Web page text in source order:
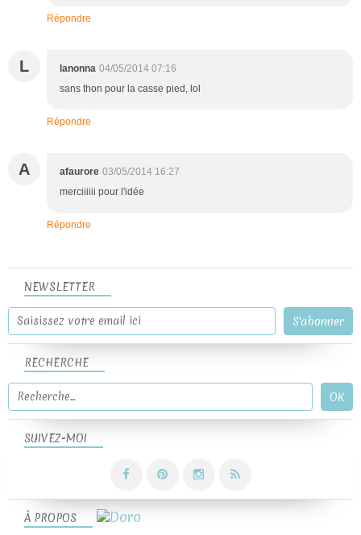
Répondre
L lanonna 04/05/2014 07:16
sans thon pour la casse pied, lol
Répondre
A afaurore 03/05/2014 16:27
merciiiiii pour l'idée
Répondre
NEWSLETTER
SUIVEZ-MOI
RECHERCHE
À PROPOS